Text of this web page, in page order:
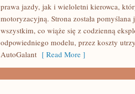
prawa jazdy, jak i wieloletni kierowca,
motoryzacyjną. Strona została
wszystkim, co wiąże się z codzienną
odpowiedniego modelu, przez koszty
AutoGalant [ Read More ]